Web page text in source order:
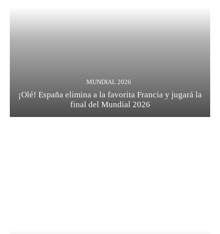
MUNDIAL 2026
¡Olé! España elimina a la favorita Francia y jugará la
final del Mundial 2026